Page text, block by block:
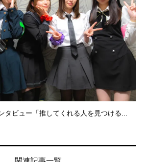
タビュー「推してくれる人を見つける...